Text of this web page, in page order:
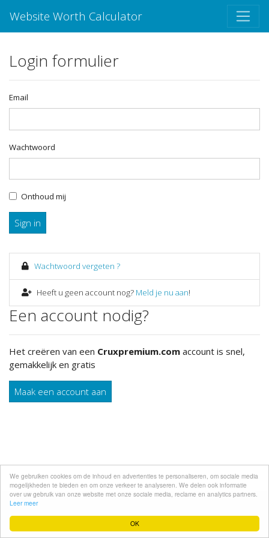
OK
We gebruiken cookies om de inhoud en advertenties te personaliseren, om sociale media
mogelijkheden te bieden en om onze verkeer te analyseren. We delen ook informatie
over uw gebruik van onze website met onze sociale media, reclame en analytics partners.
Leer meer
Website Worth Calculator
Login formulier
Email
Wachtwoord
Onthoud mij
Sign in
Wachtwoord vergeten ?
Heeft u geen account nog? Meld je nu aan!
Een account nodig?
Het creëren van een Cruxpremium.com account is snel,
gemakkelijk en gratis
Maak een account aan